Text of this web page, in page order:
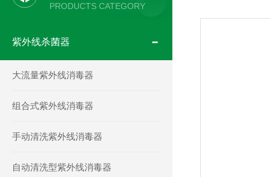
PRODUCTS CATEGORY
紫外线杀菌器
大流量紫外线消毒器
组合式紫外线消毒器
手动清洗紫外线消毒器
自动清洗型紫外线消毒器